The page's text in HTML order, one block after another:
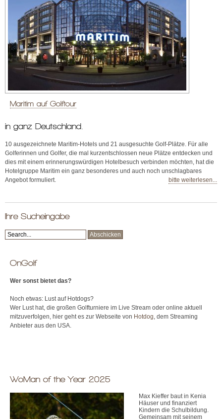
Maritim auf Golftour
in ganz Deutschland.
10 ausgezeichnete Maritim-Hotels und 21 ausgesuchte Golf-Plätze. Für alle
Golferinnen und Golfer, die mal kurzentschlossen neue Plätze entdecken und
dies mit einem erinnerungswürdigen Hotelbesuch verbinden möchten, hat die
Hotelgruppe Maritim ein ganz besonderes und auch noch unschlagbares
Angebot formuliert.
bitte weiterlesen...
Ihre Sucheingabe
OnGolf
Wer sonst bietet das?
Noch etwas: Lust auf Hotdogs?
Wer Lust hat, die großen Golfturniere im Live Stream oder online aktuell
mitzuverfolgen, hier geht es zur Webseite von Hotdog, dem Streaming
Anbieter aus den USA.
WoMan of the Year 2025
Max Kieffer baut in Kenia
Häuser und finanziert
Kindern die Schulbildung.
Gemeinsam mit seinem